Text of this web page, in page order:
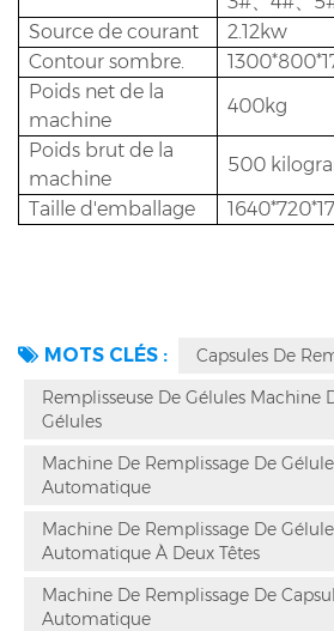
Source de courant
2.12kw
Contour sombre.
Poids net de la
machine
400kg
Poids brut de la
machine
500
Taille d'emballage
MOTS CLÉS :
Capsules De
Remplisseuse De Gélules Machine
Gélules
Machine De Remplissage De
Automatique
Machine De Remplissage De
Automatique À Deux Têtes
Machine De Remplissage De
Automatique